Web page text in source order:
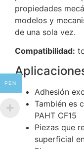
propiedades
modelos y
de una sola vez.
Compatibilidad:
Adhesión
También es
PAHT CF15
Piezas que
superficial
PEN